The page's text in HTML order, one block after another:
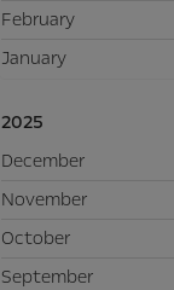
February
January
2025
December
November
October
September